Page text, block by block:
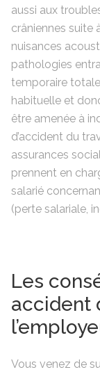
aussi aux
crâniennes suite
nuisances
pathologies
temporaire
habituelle et
être amenée à
d’accident du
assurances
prennent en
salarié
(perte salariale,
Les
accident
Vous venez de